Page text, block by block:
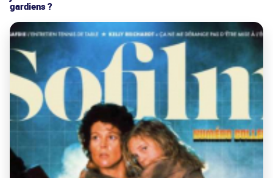
gardiens ?